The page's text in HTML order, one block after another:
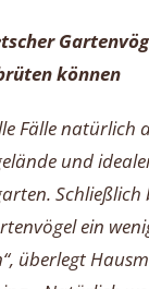
können
Fälle natürlich
und
Schließlich
ein
überlegt